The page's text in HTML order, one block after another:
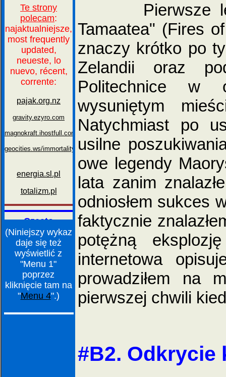
(Niniejszy wykaz
daje się też
wyświetlić z
"Menu 1"
poprzez
kliknięcie tam na
"Menu 4".)
Pierwsze
Tamaatea" (Fires
znaczy krótko po
Zelandii oraz
Politechnice w
wysuniętym
Natychmiast po
usilne
owe legendy
lata zanim
odniosłem sukces
faktycznie
potężną
internetowa
prowadziłem na
pierwszej chwili
#B2. Odkrycie